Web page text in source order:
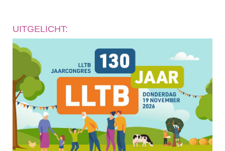
UITGELICHT: